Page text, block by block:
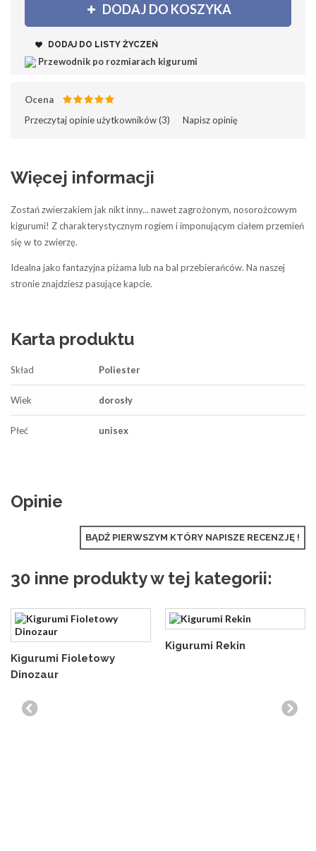
DODAJ DO KOSZYKA
DODAJ DO LISTY ŻYCZEŃ
Przewodnik po rozmiarach kigurumi
Ocena
Przeczytaj opinie użytkowników (3)‎ Napisz opinię
Więcej informacji
Zostań zwierzakiem jak nikt inny... nawet zagrożonym, nosorożcowym
kigurumi! Z charakterystycznym rogiem i imponującym ciałem przemień
się w to zwierzę.
Idealna jako fantazyjna piżama lub na bal przebierańców. Na naszej
stronie znajdziesz pasujące kapcie.
Karta produktu
Skład Poliester
Wiek dorosły
Płeć unisex
Opinie
BĄDŹ PIERWSZYM KTÓRY NAPISZE RECENZJĘ !
30 inne produkty w tej kategorii:
Kigurumi Fioletowy
Dinozaur
Kigurumi Rekin